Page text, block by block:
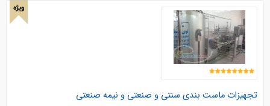
ویژه
تجهیزات ماست بندی سنتی و صنعتی و نیمه صنعتی